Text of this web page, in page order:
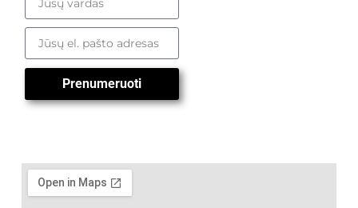
Prenumeruoti